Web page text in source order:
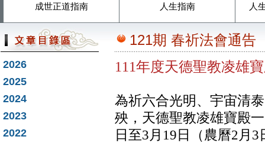
成世正道指南 人生指南 人
2026
2025
2024
2023
2022
121期 春祈法會通告
111年度天德聖教凌雄
為祈六合光明、宇宙清
殃，天德聖教凌雄寶殿
日至3月19日（農曆2月